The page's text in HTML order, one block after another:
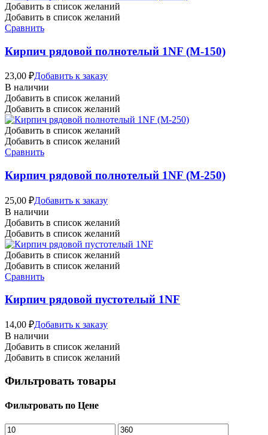
Добавить в список желаний
Добавить в список желаний
Сравнить
Кирпич рядовой полнотелый 1NF (М-150)
23,00 ₽Добавить к заказу
В наличии
Добавить в список желаний
Добавить в список желаний
Добавить в список желаний
Добавить в список желаний
Сравнить
Кирпич рядовой полнотелый 1NF (М-250)
25,00 ₽Добавить к заказу
В наличии
Добавить в список желаний
Добавить в список желаний
Добавить в список желаний
Добавить в список желаний
Сравнить
Кирпич рядовой пустотелый 1NF
14,00 ₽Добавить к заказу
В наличии
Добавить в список желаний
Добавить в список желаний
Фильтровать товары
Фильтровать по Цене
Минимальная
Максимальная